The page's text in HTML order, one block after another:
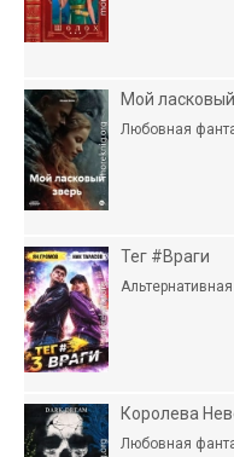
Мой
Любовная
Тег #Враги
Королева
Любовная